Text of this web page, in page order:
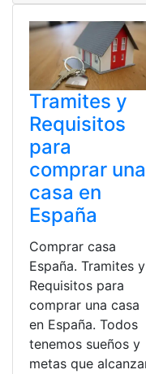
Tramites y
Requisitos
para
comprar una
casa en
España
Comprar casa
España. Tramites y
Requisitos para
comprar una casa
en España. Todos
tenemos sueños y
metas que